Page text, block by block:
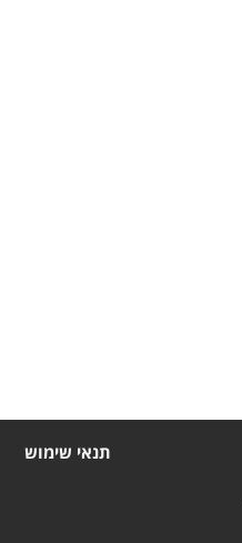
תנאי שימוש